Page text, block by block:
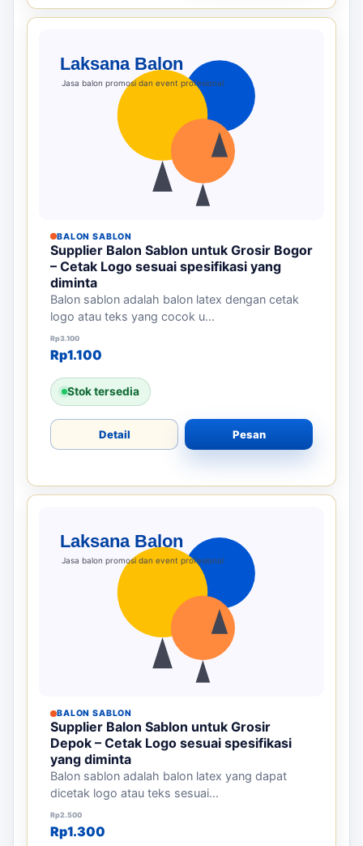
BALON SABLON
Supplier Balon Sablon untuk Grosir Bogor
– Cetak Logo sesuai spesifikasi yang
diminta
Balon sablon adalah balon latex dengan cetak
logo atau teks yang cocok u...
Rp3.100
Harga aslinya adalah: Rp3.100.
Rp1.100
Harga saat ini adalah: Rp1.100.
Stok tersedia
Detail Pesan
BALON SABLON
Supplier Balon Sablon untuk Grosir
Depok – Cetak Logo sesuai spesifikasi
yang diminta
Balon sablon adalah balon latex yang dapat
dicetak logo atau teks sesuai...
Rp2.500
Harga aslinya adalah: Rp2.500.
Rp1.300
Harga saat ini adalah: Rp1.300.